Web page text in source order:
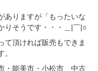
ありますが「もったいな
りそうです・・・＿|￣|○
て頂ければ販売もできま
・能美市・小松市 中古